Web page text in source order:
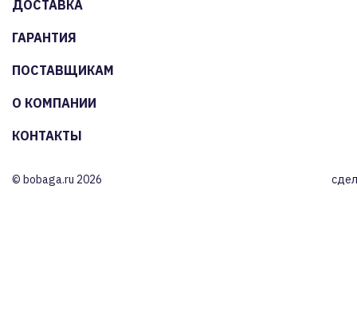
ДОСТАВКА
ГАРАНТИЯ
ПОСТАВЩИКАМ
О КОМПАНИИ
КОНТАКТЫ
© bobaga.ru 2026